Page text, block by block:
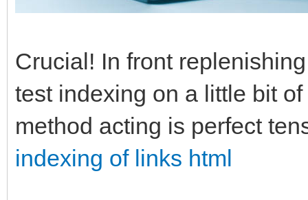
Crucial! In front
test indexing on a little bit
method acting is perfect
indexing of links html